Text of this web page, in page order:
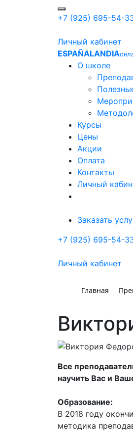
+7 (925) 695-54-
Личный кабинет
ESPAÑALANDIA
О школе
Курсы
Цены
Акции
Оплата
Контакты
Личный
Заказать
+7 (925) 695-54-
Личный кабинет
Главная
Все
научить Вас и
Образование:
В 2018 году
методика